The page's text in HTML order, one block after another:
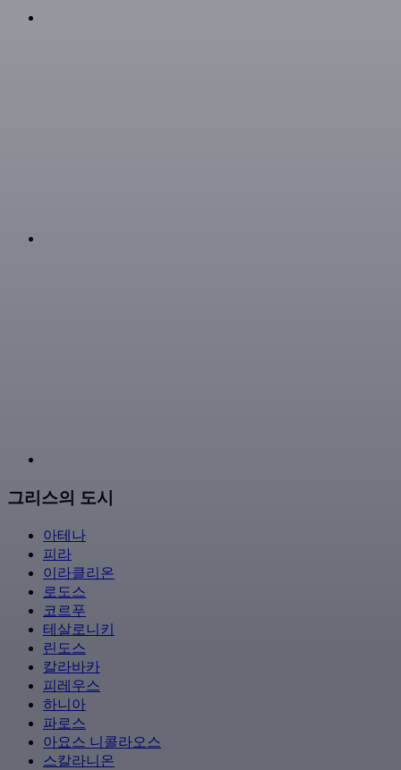
그리스의 도시
아테나
피라
이라클리온
로도스
코르푸
테살로니키
린도스
칼라바카
피레우스
하니아
파로스
아요스 니콜라오스
스칼라니온